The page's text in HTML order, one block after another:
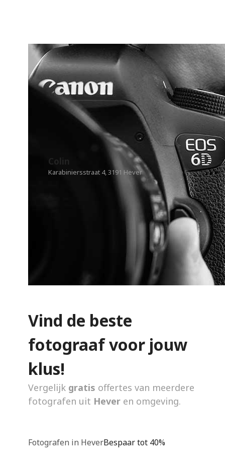
Colin
Karabiniersstraat 4, 3191 Hever
Vind de beste
fotograaf voor jouw
klus!
Vergelijk gratis offertes van meerdere
fotografen uit Hever en omgeving.
Fotografen in HeverBespaar tot 40%